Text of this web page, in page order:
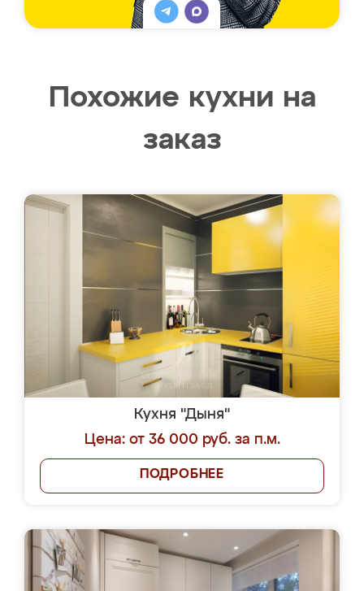
Похожие кухни на
заказ
Кухня "Дыня"
Цена: от 36 000 руб. за п.м.
ПОДРОБНЕЕ